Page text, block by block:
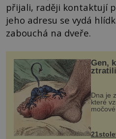
přijali, raději kontaktují
jeho adresu se vydá
zabouchá na dveře.
Gen,
mohl
Dna je
které
nohou,